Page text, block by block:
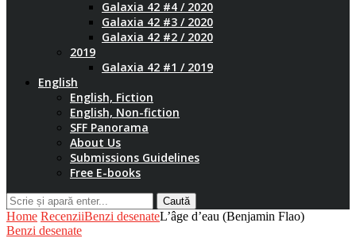
Galaxia 42 #4 / 2020
Galaxia 42 #3 / 2020
Galaxia 42 #2 / 2020
2019
Galaxia 42 #1 / 2019
English
English, Fiction
English, Non-fiction
SFF Panorama
About Us
Submissions Guidelines
Free E-books
Caută
Home RecenziiBenzi desenateL’âge d’eau (Benjamin Flao)
Benzi desenate